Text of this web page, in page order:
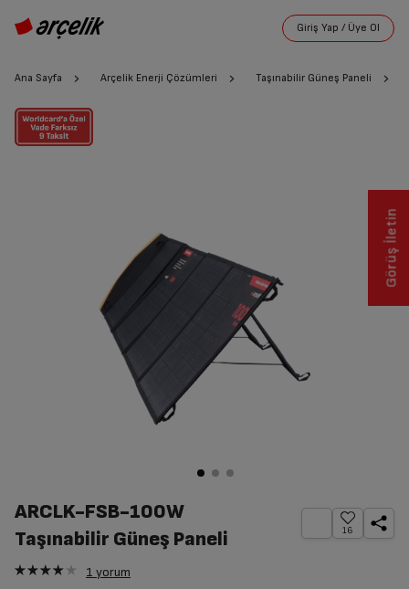
Ana Sayfa Arçelik Enerji Çözümleri Taşınabilir Güneş Paneli
ARCLK-FSB-100W
Taşınabilir Güneş Paneli
16
1 yorum
Görüş İletin